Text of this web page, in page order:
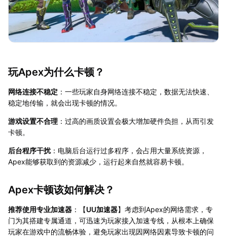
玩Apex为什么卡顿？
网络连接不稳定 ：一些玩家自身网络连接不稳定，数据无法快速、
稳定地传输，就会出现卡顿的情况。​
游戏设置不合理 ：过高的画质设置会极大增加硬件负担，从而引发
卡顿。
后台程序干扰：电脑后台运行过多程序，会占用大量系统资源，
Apex能够获取到的资源减少，运行起来自然就容易卡顿。
Apex卡顿该如何解决？
推荐使用专业加速器 ：【UU加速器】考虑到Apex的网络需求，专
门为其搭建专属通道，可迅速为玩家接入加速专线，从根本上确保
玩家在游戏中的流畅体验，避免玩家出现因网络因素导致卡顿的问